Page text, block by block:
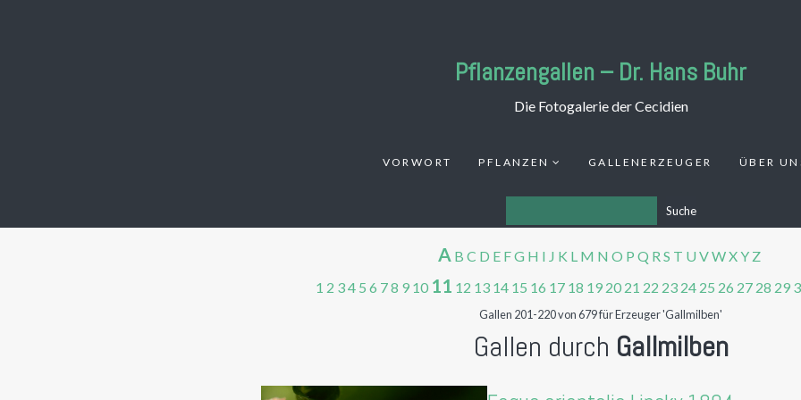
Pflanzengallen – Dr. Hans Buhr
Die Fotogalerie der Cecidien
VORWORT PFLANZEN GALLENERZEUGER ÜBER
Suche
A B C D E FG H I J K L M N O P Q R S T U VWXY Z
1 2 34 5 6 78 9 10 11 12 13 14 15 16 17 18 19 20 21 22 23 24 25 26 27 28 29
Gallen 201-220 von 679 für Erzeuger 'Gallmilben'
Gallen durch Gallmilben